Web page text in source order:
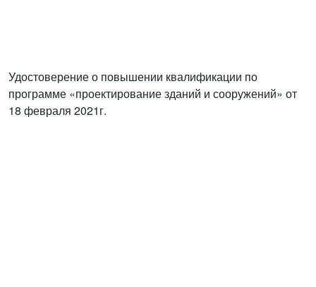
Удостоверение о повышении квалификации по
программе «проектирование зданий и сооружений» от
18 февраля 2021г.